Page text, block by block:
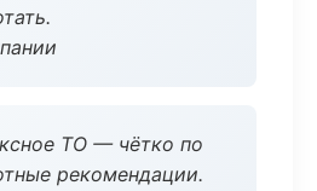
ТО — чётко по
рекомендации.